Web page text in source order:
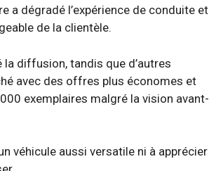
a dégradé l’expérience de conduite et
de la clientèle.
diffusion, tandis que d’autres
avec des offres plus économes et
exemplaires malgré la vision avant-
véhicule aussi versatile ni à apprécier